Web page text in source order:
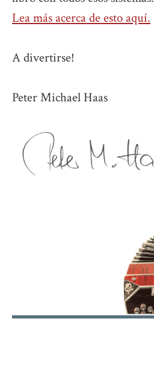
Lea más acerca de esto aquí.
A divertirse!
Peter Michael Haas